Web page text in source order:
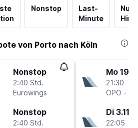
Nonstop
Last-
Minute
Nur
von Porto nach Köln
Nonstop
2:40 Std.
Eurowings
Nonstop
2:40 Std.
Mo
21:30
OPO -
Di 3.11.
22:05